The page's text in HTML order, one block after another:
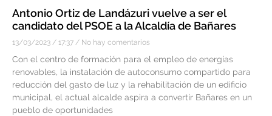
Antonio Ortiz de Landázuri vuelve a ser el
candidato del PSOE a la Alcaldía de Bañares
13/03/2023 17:37 No hay comentarios
Con el centro de formación para el empleo de energías
renovables, la instalación de autoconsumo compartido para
reducción del gasto de luz y la rehabilitación de un edificio
municipal, el actual alcalde aspira a convertir Bañares en un
pueblo de oportunidades